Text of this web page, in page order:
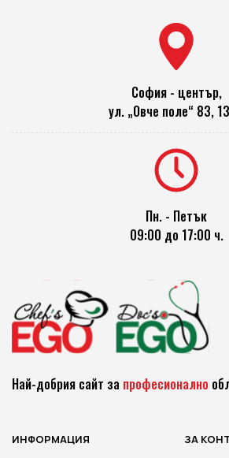
София - център,
ул. „Овче поле“ 83,
Пн. - Петък
09:00 до 17:00 ч.
Най-добрия сайт за професионално
ИНФОРМАЦИЯ ЗА